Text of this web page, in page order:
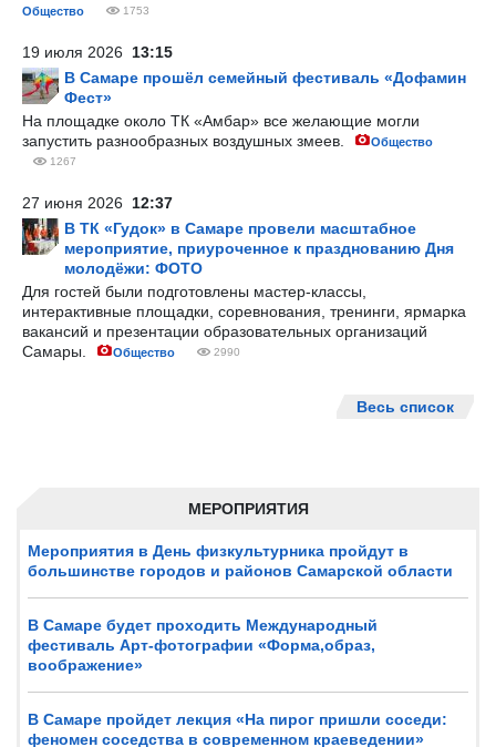
МЕРОПРИЯТИЯ
Мероприятия в День физкультурника пройдут в
большинстве городов и районов Самарской области
В Самаре будет проходить Международный
фестиваль Арт-фотографии «Форма,образ,
воображение»
В Самаре пройдет лекция «На пирог пришли соседи:
феномен соседства в современном краеведении»
Общество 1753
19 июля 2026 13:15
В Самаре прошёл семейный фестиваль «Дофамин
Фест»
На площадке около ТК «Амбар» все желающие могли
запустить разнообразных воздушных змеев.
Общество
1267
27 июня 2026 12:37
В ТК «Гудок» в Самаре провели масштабное
мероприятие, приуроченное к празднованию Дня
молодёжи: ФОТО
Для гостей были подготовлены мастер-классы,
интерактивные площадки, соревнования, тренинги, ярмарка
вакансий и презентации образовательных организаций
Самары.
Общество 2990
Весь список